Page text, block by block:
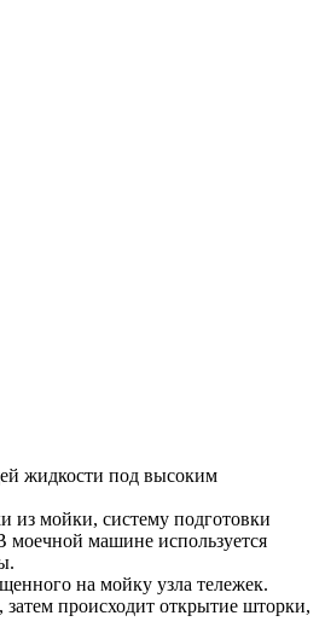
жидкости под высоким
из мойки, систему подготовки
моечной машине используется
на мойку узла тележек.
происходит открытие шторки,